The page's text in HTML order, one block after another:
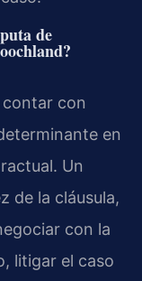
de
contar con
en
Un
de la cláusula,
con la
litigar el caso